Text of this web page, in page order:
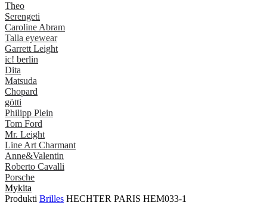
Theo
Serengeti
Caroline Abram
Talla eyewear
Garrett Leight
ic! berlin
Dita
Matsuda
Chopard
götti
Philipp Plein
Tom Ford
Mr. Leight
Line Art Charmant
Anne&Valentin
Roberto Cavalli
Porsche
Mykita
Produkti Brilles HECHTER PARIS HEM033-1